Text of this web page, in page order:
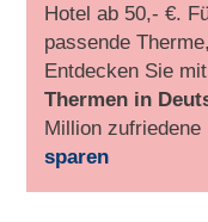
Hotel ab 50,- €.
passende
Entdecken Sie
Thermen in
Million
sparen